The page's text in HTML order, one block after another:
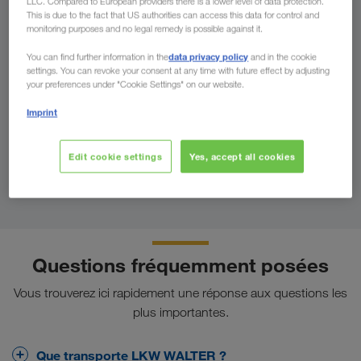
Vers
Pays
Trouver l'interlocuteur
Questions fréquemment posées
Vous trouverez ici rapidement une réponse aux questions les
plus importantes.
Que transporte LKW WALTER ?
This is due to the fact that US authorities can access this data for control and
monitoring purposes and no legal remedy is possible against it.
You can find further information in thedata privacy policy and in the cookie
settings. You can revoke your consent at any time with future effect by adjusting
your preferences under "Cookie Settings" on our website.
Imprint
Edit cookie settings Yes, accept all cookies